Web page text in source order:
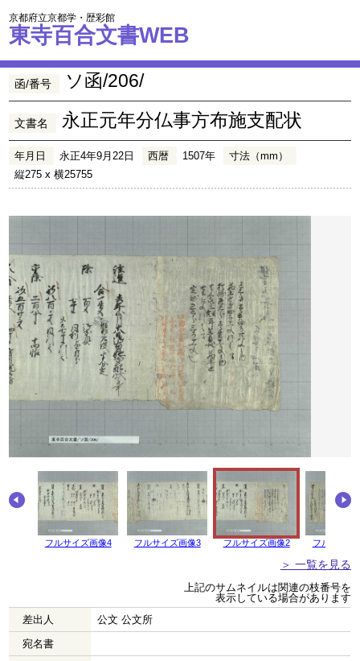
京都府立京都学・歴彩館
東寺百合文書WEB
函/番号 ソ函/206/
文書名 永正元年分仏事方布施支配状
年月日 永正4年9月22日 西暦 1507年
寸法（mm）
縦275 x 横25755
フルサイズ画像4 フルサイズ画像3 フルサイズ画像2 フルサイズ
＞ 一覧を見る
上記のサムネイルは関連の枝番号を
表示している場合があります
差出人
公文 公文所
宛名書